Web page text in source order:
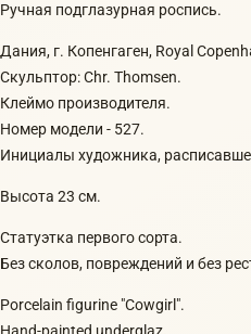
Ручная подглазурная роспись.
Дания, г. Копенгаген, Royal
Скульптор: Chr. Thomsen.
Клеймо производителя.
Номер модели - 527.
Инициалы художника,
Высота 23 см.
Статуэтка первого сорта.
Без сколов, повреждений и без
Porcelain figurine "Cowgirl".